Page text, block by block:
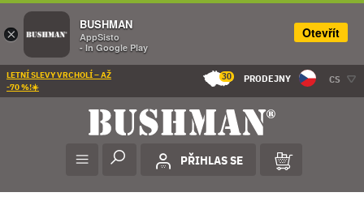
LETNÍ SLEVY VRCHOLÍ – AŽ
-70 %!☀️
30 PRODEJNY CS
PŘIHLAS SE
×
BUSHMAN
AppSisto
- In Google Play
Otevřít